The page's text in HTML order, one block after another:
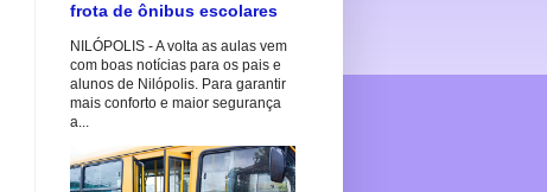
frota de ônibus escolares
NILÓPOLIS - A volta as aulas vem
com boas notícias para os pais e
alunos de Nilópolis. Para garantir
mais conforto e maior segurança
a...